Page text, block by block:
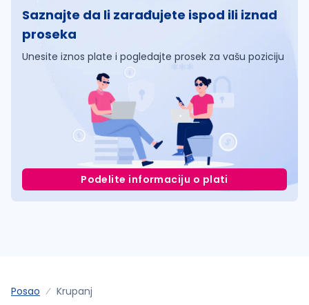
Saznajte da li zarađujete ispod ili iznad
proseka
Unesite iznos plate i pogledajte prosek za vašu poziciju
Podelite informaciju o plati
Posao Krupanj